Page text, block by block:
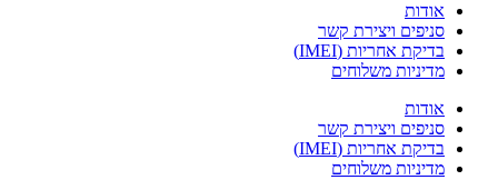
אודות
סניפים ויצירת קשר
בדיקת אחריות (IMEI)
מדיניות משלוחים
אודות
סניפים ויצירת קשר
בדיקת אחריות (IMEI)
מדיניות משלוחים